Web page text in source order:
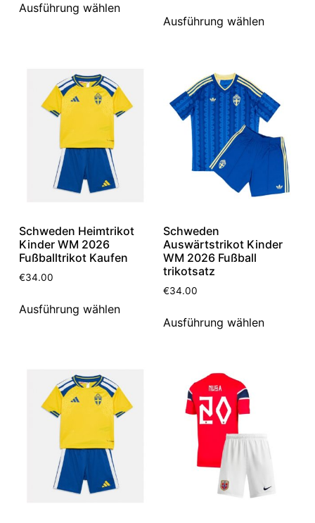
Ausführung wählen
Ausführung wählen
Schweden Heimtrikot
Kinder WM 2026
Fußballtrikot Kaufen
€34.00
Ausführung wählen
Schweden
Auswärtstrikot Kinder
WM 2026 Fußball
trikotsatz
€34.00
Ausführung wählen